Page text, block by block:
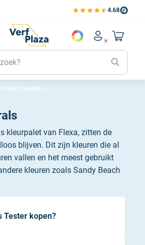
4.68
Bekijk de verfplaza
Account
Mijn
Mijn
Mijn
Naar
Neutrals
kleurpalet van Flexa, zitten de
blijven. Dit zijn kleuren die al
vallen en het meest gebruikt
kleuren zoals Sandy Beach
Tester kopen?